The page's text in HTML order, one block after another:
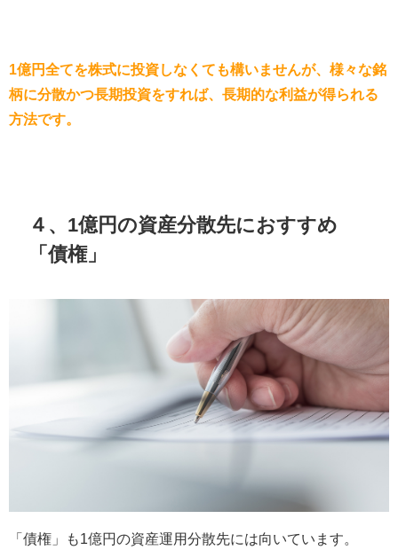
1億円全てを株式に投資しなくても構いませんが、様々な銘
柄に分散かつ長期投資をすれば、長期的な利益が得られる
方法です。
４、1億円の資産分散先におすすめ
「債権」
「債権」も1億円の資産運用分散先には向いています。